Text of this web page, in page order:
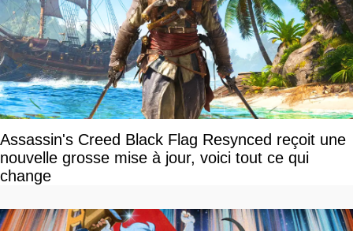
Assassin's Creed Black Flag Resynced reçoit une
nouvelle grosse mise à jour, voici tout ce qui
change